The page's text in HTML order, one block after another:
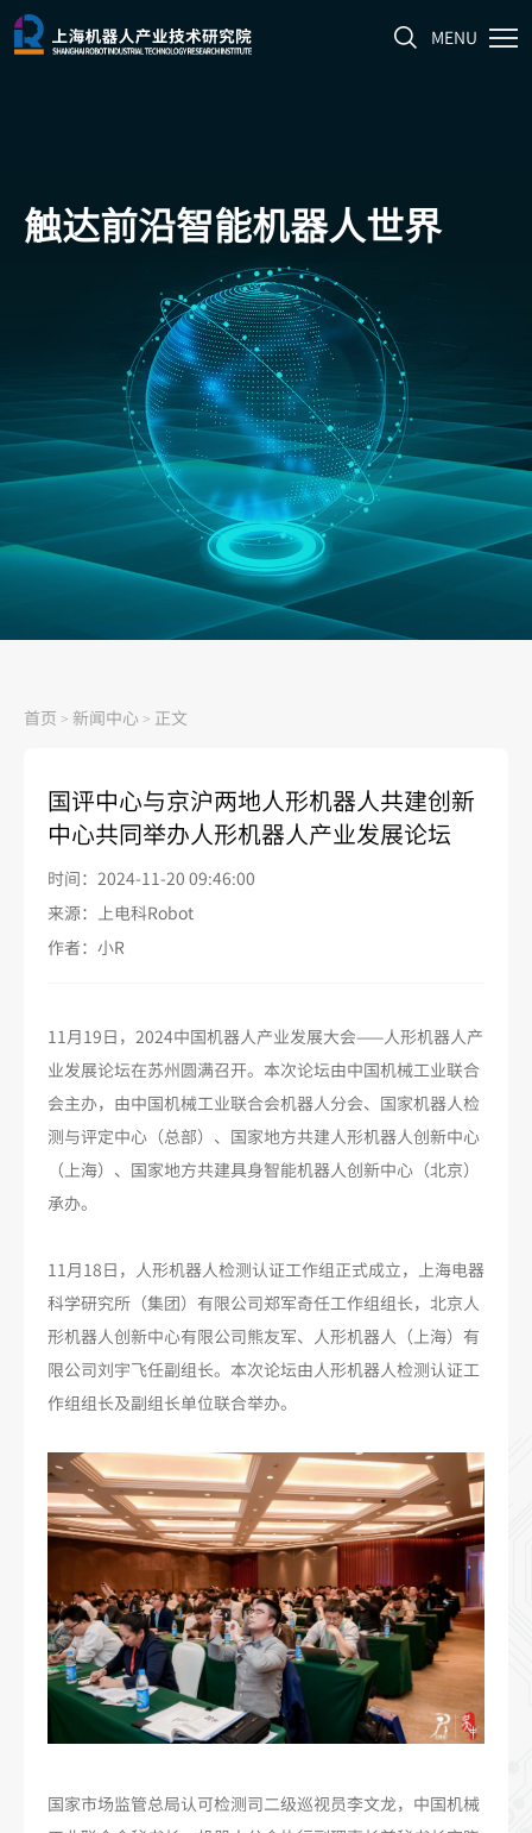
MENU
触达前沿智能机器人世界
首页 > 新闻中心 > 正文
国评中心与京沪两地人形机器人共建创新
中心共同举办人形机器人产业发展论坛
时间：2024-11-20 09:46:00
来源：上电科Robot
作者：小R
11月19日，2024中国机器人产业发展大会——人形机器人产
业发展论坛在苏州圆满召开。本次论坛由中国机械工业联合
会主办，由中国机械工业联合会机器人分会、国家机器人检
测与评定中心（总部）、国家地方共建人形机器人创新中心
（上海）、国家地方共建具身智能机器人创新中心（北京）
承办。
11月18日，人形机器人检测认证工作组正式成立，上海电器
科学研究所（集团）有限公司郑军奇任工作组组长，北京人
形机器人创新中心有限公司熊友军、人形机器人（上海）有
限公司刘宇飞任副组长。本次论坛由人形机器人检测认证工
作组组长及副组长单位联合举办。
国家市场监管总局认可检测司二级巡视员李文龙，中国机械